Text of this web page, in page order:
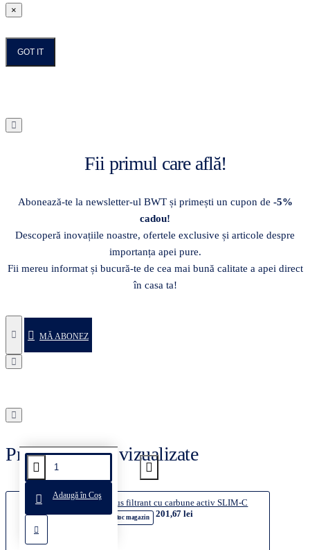
Adaugă în Coş
×
GOT IT
Fii primul care află!
Abonează-te la newsletter-ul BWT și primești un cupon de -5%
cadou!
Descoperă inovațiile noastre, ofertele exclusive și articole despre
importanța apei pure.
Fii mereu informat și bucură-te de cea mai bună calitate a apei direct
în casa ta!
MĂ ABONEZ
Produse recent vizualizate
Cartus filtrant cu carbune activ SLIM-C
În stoc magazin 201,67 lei